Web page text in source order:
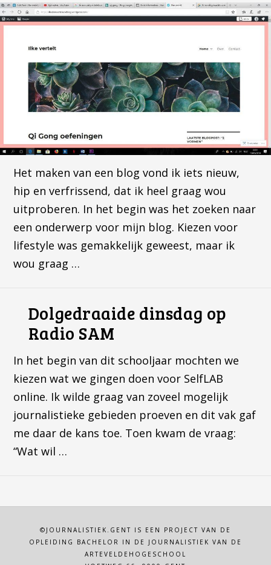
Het maken van een blog vond ik iets nieuw,
hip en verfrissend, dat ik heel graag wou
uitproberen. In het begin was het zoeken naar
een onderwerp voor mijn blog. Kiezen voor
lifestyle was gemakkelijk geweest, maar ik
wou graag …
Dolgedraaide dinsdag op
Radio SAM
In het begin van dit schooljaar mochten we
kiezen wat we gingen doen voor SelfLAB
online. Ik wilde graag van zoveel mogelijk
journalistieke gebieden proeven en dit vak gaf
me daar de kans toe. Toen kwam de vraag:
“Wat wil …
©JOURNALISTIEK.GENT IS EEN PROJECT VAN DE
OPLEIDING BACHELOR IN DE JOURNALISTIEK VAN DE
ARTEVELDEHOGESCHOOL